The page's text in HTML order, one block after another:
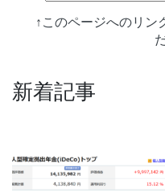
↑このページへのリン
新着記事